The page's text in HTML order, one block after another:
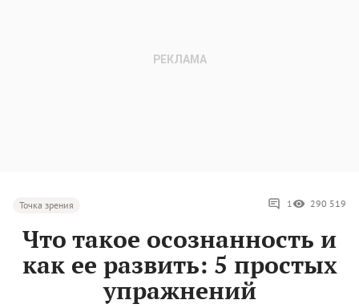
Точка зрения 1 290 519
Что такое осознанность и
как ее развить: 5 простых
упражнений